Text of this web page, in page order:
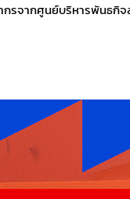
กรจากศูนย์บริหารพันธกิ